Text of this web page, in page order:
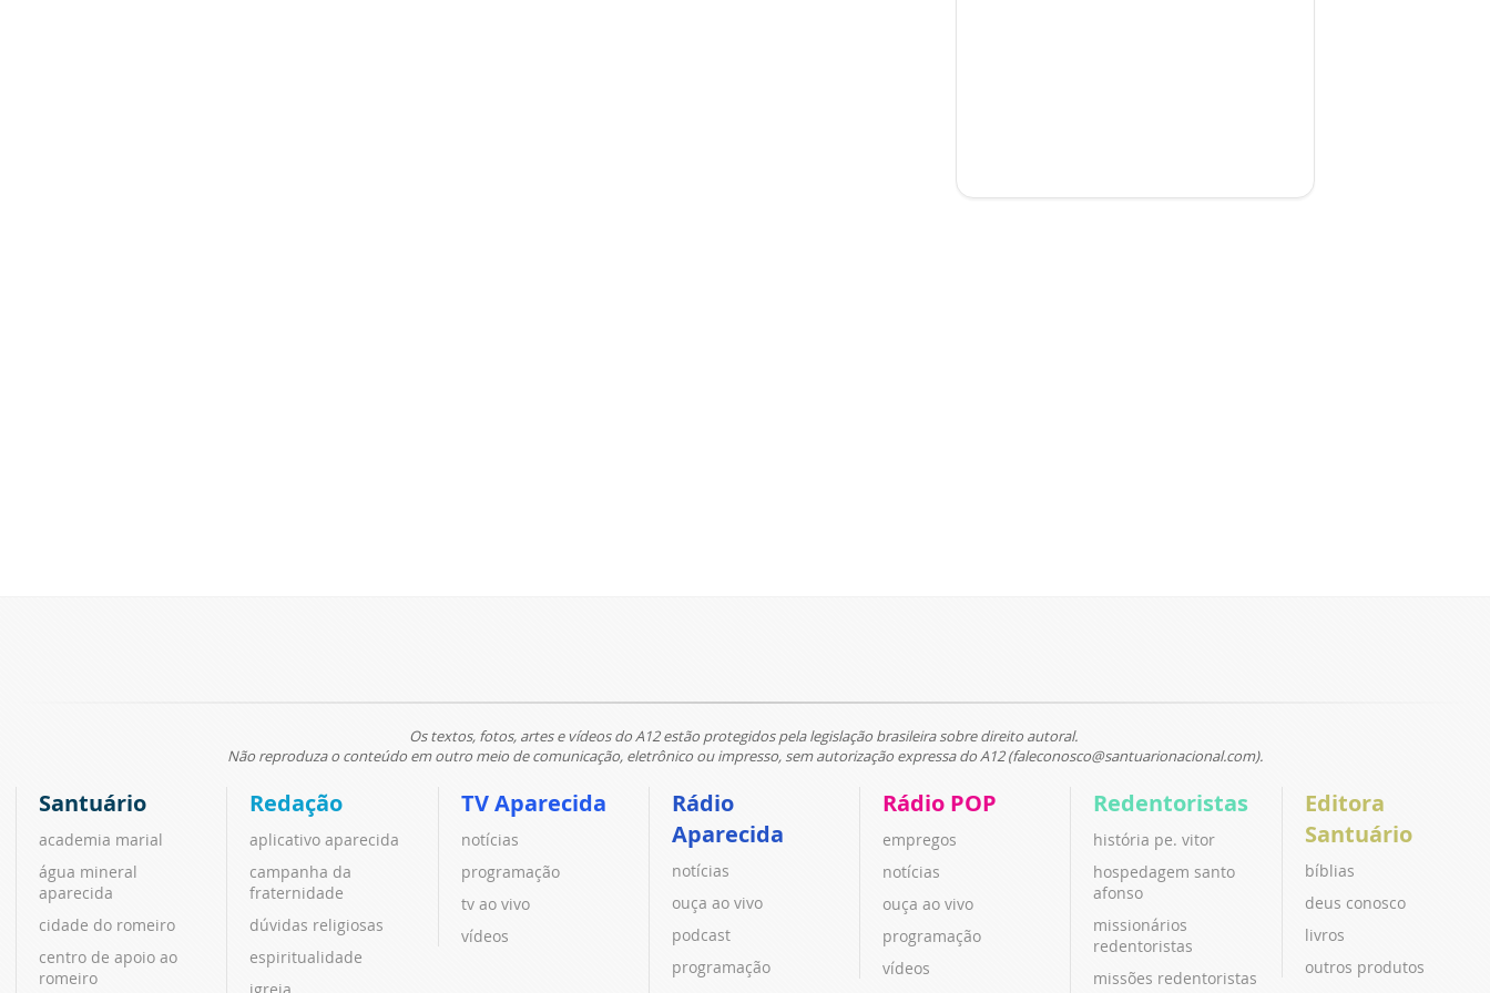
Os textos, fotos, artes e vídeos do A12 estão protegidos pela legislação brasileira sobre direito autoral.
Não reproduza o conteúdo em outro meio de comunicação, eletrônico ou impresso, sem autorização expressa do A12 (faleconosco@santuarionacional.com).
Santuário
academia marial
água mineral
aparecida
cidade do romeiro
centro de apoio ao
romeiro
Redação
aplicativo aparecida
campanha da
fraternidade
dúvidas religiosas
espiritualidade
igreja
TV Aparecida
notícias
programação
tv ao vivo
vídeos
Rádio
Aparecida
notícias
ouça ao vivo
podcast
programação
Rádio POP
empregos
notícias
ouça ao vivo
programação
vídeos
Redentoristas
história pe. vitor
hospedagem santo
afonso
missionários
redentoristas
missões redentoristas
Editora
Santuário
bíblias
deus conosco
livros
outros produtos